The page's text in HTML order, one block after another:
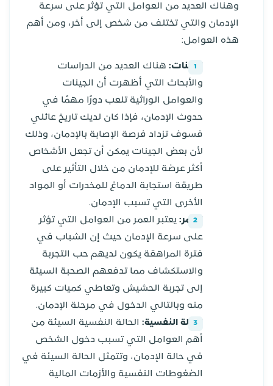
وهناك العديد من العوامل التي تؤثر على سرعة
الإدمان والتي تختلف من شخص إلى أخر، ومن أهم
هذه العوامل:
الجينات: هناك العديد من الدراسات
والأبحاث التي أظهرت أن الجينات
والعوامل الوراثية تلعب دورًا مهمًا في
حدوث الإدمان، فإذا كان لديك تاريخ عائلي
فسوف تزداد فرصة الإصابة بالإدمان، وذلك
لأن بعض الجينات يمكن أن تجعل الأشخاص
أكثر عرضة للإدمان من خلال التأثير على
طريقة استجابة الدماغ للمخدرات أو المواد
الأخرى التي تسبب الإدمان.
العمر: يعتبر العمر من العوامل التي تؤثر
على سرعة الإدمان حيث إن الشباب في
فترة المراهقة يكون لديهم حب التجربة
والاستكشاف مما تدفعهم الصحبة السيئة
إلى تجربة الحشيش وتعاطي كميات كبيرة
منه وبالتالي الدخول في مرحلة الإدمان.
الحالة النفسية: الحالة النفسية السيئة من
أهم العوامل التي تسبب دخول الشخص
في حالة الإدمان، وتتمثل الحالة السيئة في
الضغوطات النفسية والأزمات المالية